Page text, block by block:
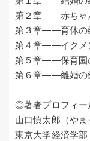
第２章――赤ちゃ
第３章――育休の
第４章――イクメ
第５章――保育園
第６章――離婚の
◎著者プロフィ
山口慎太郎（やま
東京大学経済学部